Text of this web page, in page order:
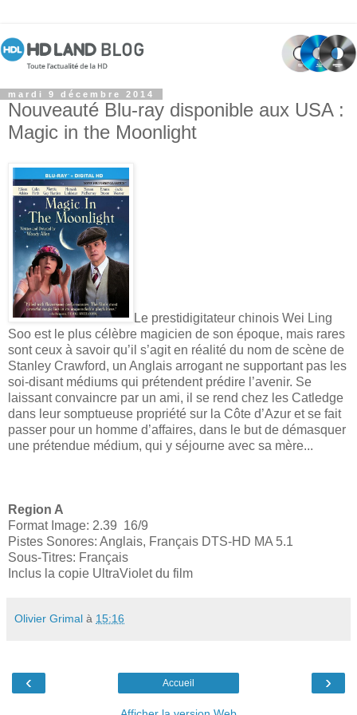
mardi 9 décembre 2014
Nouveauté Blu-ray disponible aux USA :
Magic in the Moonlight
Le prestidigitateur chinois Wei Ling
Soo est le plus célèbre magicien de son époque, mais rares
sont ceux à savoir qu’il s’agit en réalité du nom de scène de
Stanley Crawford, un Anglais arrogant ne supportant pas les
soi-disant médiums qui prétendent prédire l’avenir. Se
laissant convaincre par un ami, il se rend chez les Catledge
dans leur somptueuse propriété sur la Côte d’Azur et se fait
passer pour un homme d’affaires, dans le but de démasquer
une prétendue médium, qui y séjourne avec sa mère...
Region A
Format Image: 2.39 16/9
Pistes Sonores: Anglais, Français DTS-HD MA 5.1
Sous-Titres: Français
Inclus la copie UltraViolet du film
Olivier Grimal à 15:16
‹ ›
Accueil